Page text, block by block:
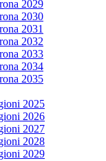
2029
2030
2031
2032
2033
2034
2035
2025
2026
2027
2028
2029